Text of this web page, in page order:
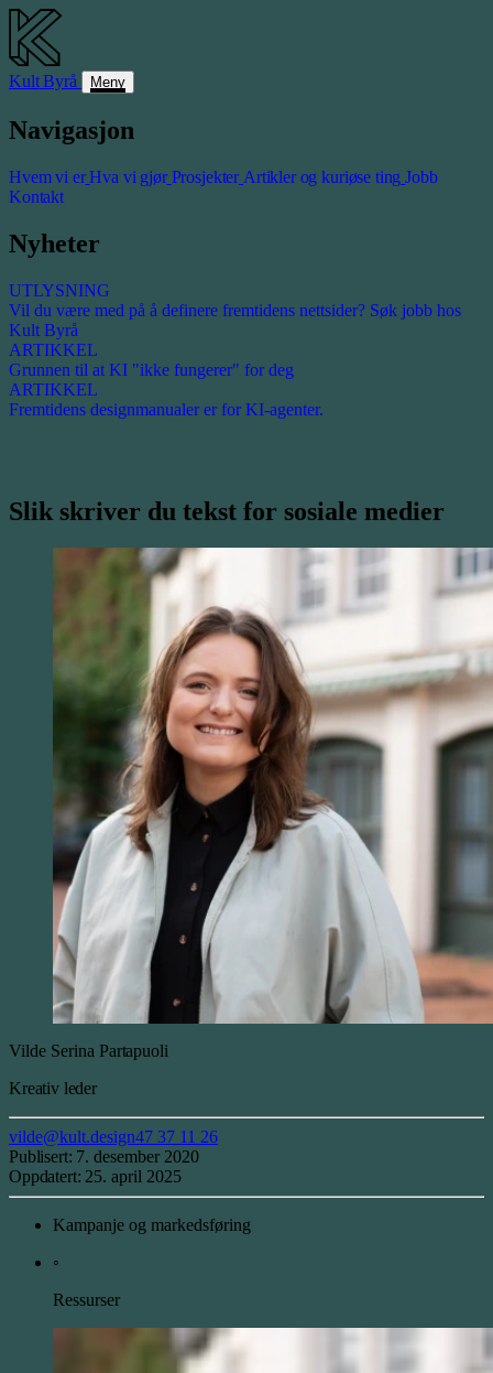
KultByrå Meny
Navigasjon
Hvem vi er Hva vi gjør Prosjekter Artikler og kuriøse ting Jobb
Kontakt
Nyheter
UTLYSNING
Vil du være med på å definere fremtidens nettsider? Søk jobb hos
Kult Byrå
ARTIKKEL
Grunnen til at KI "ikke fungerer" for deg
ARTIKKEL
Fremtidens designmanualer er for KI-agenter.
Slik skriver du tekst for sosiale medier
Vilde Serina Partapuoli
Kreativ leder
vilde@kult.design47 37 11 26
Publisert: 7. desember 2020
Oppdatert: 25. april 2025
Kampanje og markedsføring
◦
Ressurser